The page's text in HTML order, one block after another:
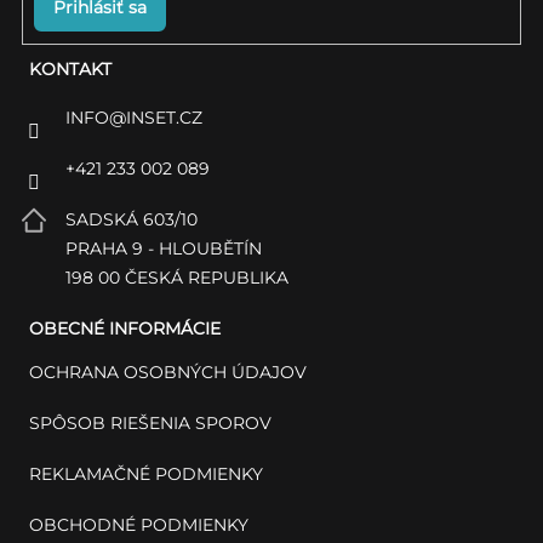
KONTAKT
INFO@INSET.CZ
+421 233 002 089
SADSKÁ 603/10
PRAHA 9 - HLOUBĚTÍN
198 00 ČESKÁ REPUBLIKA
OBECNÉ INFORMÁCIE
OCHRANA OSOBNÝCH ÚDAJOV
SPÔSOB RIEŠENIA SPOROV
REKLAMAČNÉ PODMIENKY
OBCHODNÉ PODMIENKY
Prihlásiť sa